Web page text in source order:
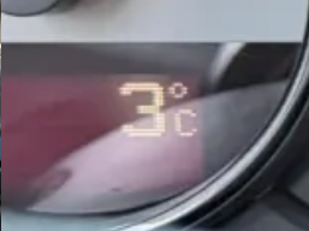
2018 · 90.937 km · Diesel · Automaat
Carteam Edward Smit Auto's·
4,5(164)
Bekijk aanbieding →
Vergelijk